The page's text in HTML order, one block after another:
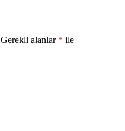
Gerekli alanlar * ile